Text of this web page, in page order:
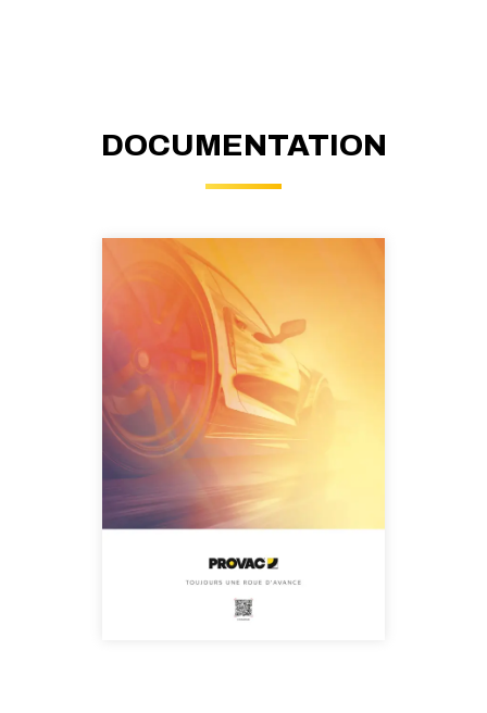
DOCUMENTATION